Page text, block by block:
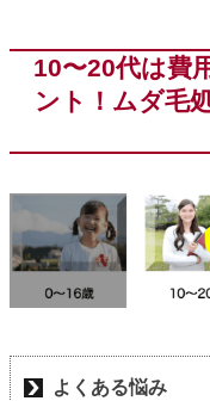
10〜20代は費
ント！ムダ毛
よくある悩み